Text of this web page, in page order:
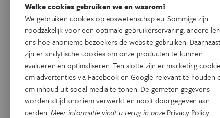
Welke cookies gebruiken we en waarom?
We gebruiken cookies op eoswetenschap.eu. Sommige zijn
noodzakelijk voor een optimale gebruikerservaring, andere
ons hoe anonieme bezoekers de website gebruiken. Daarnaast
zijn er analytische cookies om onze producten te kunnen
evalueren en optimaliseren. Ten slotte zijn er marketing
om advertenties via Facebook en Google relevant te houden
om inhoud uit social media te tonen. De gemeten gegevens
worden altijd anoniem verwerkt en nooit doorgegeven aan
derden.Meer informatie vindt u terug in onze Privacy Policy.